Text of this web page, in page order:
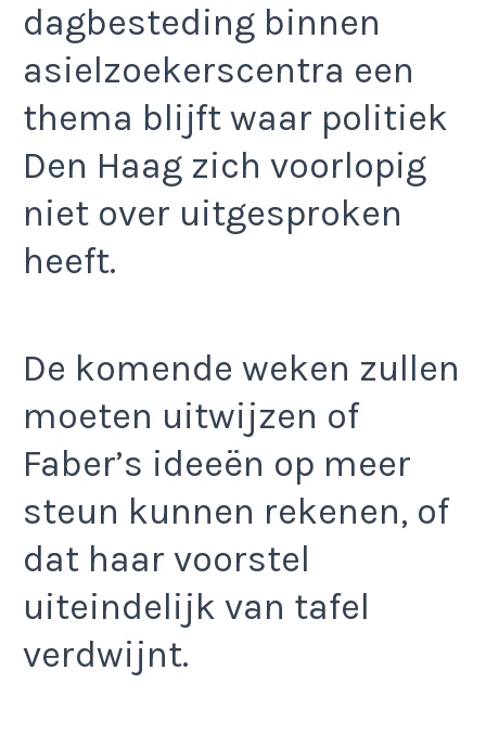
dagbesteding binnen
asielzoekerscentra een
thema blijft waar politiek
Den Haag zich voorlopig
niet over uitgesproken
heeft.
De komende weken zullen
moeten uitwijzen of
Faber’s ideeën op meer
steun kunnen rekenen, of
dat haar voorstel
uiteindelijk van tafel
verdwijnt.